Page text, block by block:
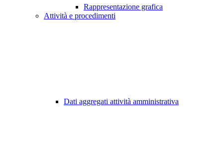
Rappresentazione grafica
Attività e procedimenti
Dati aggregati attività amministrativa